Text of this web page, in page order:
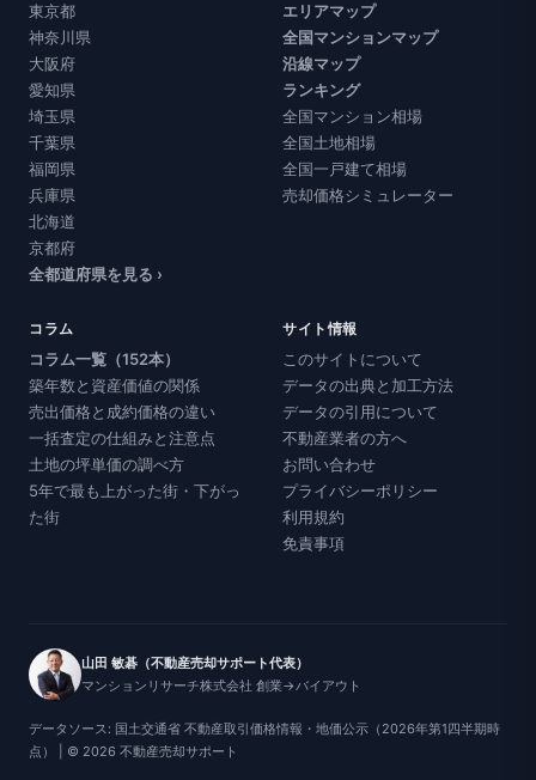
東京都
神奈川県
大阪府
愛知県
埼玉県
千葉県
福岡県
兵庫県
北海道
京都府
全都道府県を見る ›
エリアマップ
全国マンションマップ
沿線マップ
ランキング
全国マンション相場
全国土地相場
全国一戸建て相場
売却価格シミュレーター
コラム
コラム一覧（152本）
築年数と資産価値の関係
売出価格と成約価格の違い
一括査定の仕組みと注意点
土地の坪単価の調べ方
5年で最も上がった街・下がっ
た街
サイト情報
このサイトについて
データの出典と加工方法
データの引用について
不動産業者の方へ
お問い合わせ
プライバシーポリシー
利用規約
免責事項
山田 敏碁（不動産売却サポート代表）
マンションリサーチ株式会社 創業→バイアウト
データソース: 国土交通省 不動産取引価格情報・地価公示（2026年第1四半期時
点） | © 2026 不動産売却サポート